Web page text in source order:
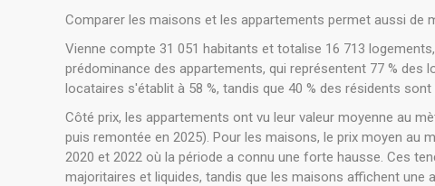
Comparer les maisons et les appartements permet aussi de
Vienne compte 31 051 habitants et totalise 16 713
prédominance des appartements, qui représentent 77 %
locataires s'établit à 58 %, tandis que 40 % des résidents
Côté prix, les appartements ont vu leur valeur moyenne au
puis remontée en 2025). Pour les maisons, le prix moyen au
2020 et 2022 où la période a connu une forte hausse. Ces
majoritaires et liquides, tandis que les maisons affichent une